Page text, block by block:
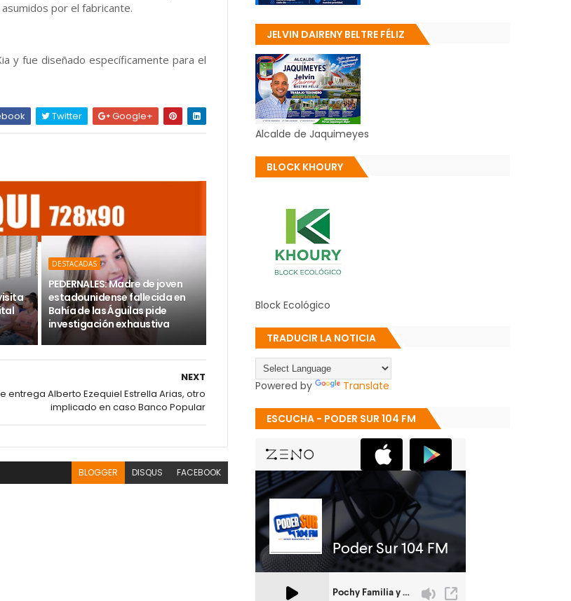
por el fabricante.
y fue diseñado específicamente para el
Twitter Google+
DESTACADAS
PEDERNALES: Madre de joven
estadounidense fallecida en
Bahía de las Águilas pide
investigación exhaustiva
NEXT
entrega Alberto Ezequiel Estrella Arias, otro
implicado en caso Banco Popular
BLOGGER DISQUS FACEBOOK
JELVIN DAIRENY BELTRE FÉLIZ
Alcalde de Jaquimeyes
BLOCK KHOURY
Block Ecológico
TRADUCIR LA NOTICIA
Powered by Translate
ESCUCHA - PODER SUR 104 FM